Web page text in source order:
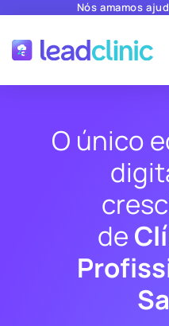
Nós amamos
O único
de